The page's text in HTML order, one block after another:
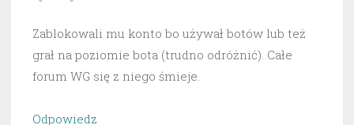
Zablokowali mu konto bo używał botów lub też
grał na poziomie bota (trudno odróżnić). Całe
forum WG się z niego śmieje.
Odpowiedz